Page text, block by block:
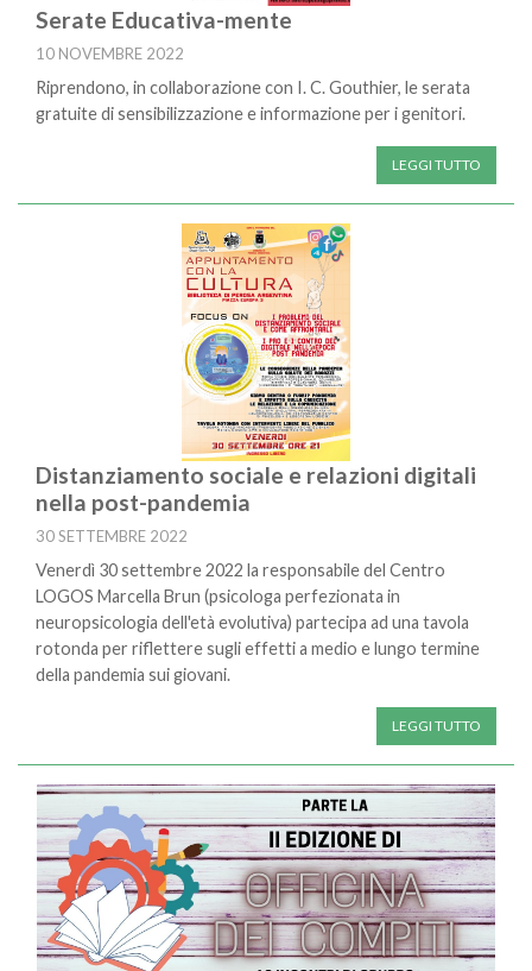
Serate Educativa-mente
10 NOVEMBRE 2022
Riprendono, in collaborazione con I. C. Gouthier, le serata
gratuite di sensibilizzazione e informazione per i genitori.
LEGGI TUTTO
Distanziamento sociale e relazioni digitali
nella post-pandemia
30 SETTEMBRE 2022
Venerdì 30 settembre 2022 la responsabile del Centro
LOGOS Marcella Brun (psicologa perfezionata in
neuropsicologia dell'età evolutiva) partecipa ad una tavola
rotonda per riflettere sugli effetti a medio e lungo termine
della pandemia sui giovani.
LEGGI TUTTO